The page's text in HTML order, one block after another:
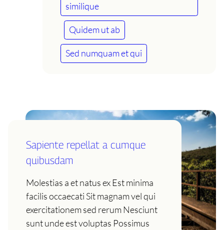
similique
Quidem ut ab
Sed numquam et qui
Sapiente repellat a cumque
quibusdam
Molestias a et natus ex Est minima
facilis occaecati Sit magnam vel qui
exercitationem sed rerum Nesciunt
sunt unde est voluptas Possimus